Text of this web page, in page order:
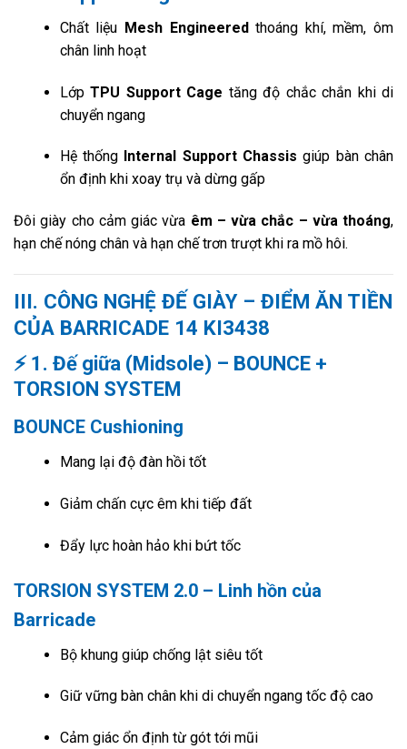
Chất liệu Mesh Engineeredthoáng khí, mềm, ôm
chân linh hoạt
LớpTPU Support Cage tăng độ chắc chắn khi di
chuyển ngang
Hệ thống Internal Support Chassis giúp bàn chân
ổn định khi xoay trụ và dừng gấp
Đôi giày cho cảm giác vừa êm – vừa chắc – vừa thoáng,
hạn chế nóng chân và hạn chế trơn trượt khi ra mồ hôi.
III. CÔNG NGHỆ ĐẾ GIÀY – ĐIỂM ĂN TIỀN
CỦA BARRICADE 14 KI3438
⚡ 1. Đế giữa (Midsole) – BOUNCE +
TORSION SYSTEM
BOUNCE Cushioning
Mang lại độ đàn hồi tốt
Giảm chấn cực êm khi tiếp đất
Đẩy lực hoàn hảo khi bứt tốc
TORSION SYSTEM 2.0 – Linh hồn của
Barricade
Bộ khung giúp chống lật siêu tốt
Giữ vững bàn chân khi di chuyển ngang tốc độ cao
Cảm giác ổn định từ gót tới mũi